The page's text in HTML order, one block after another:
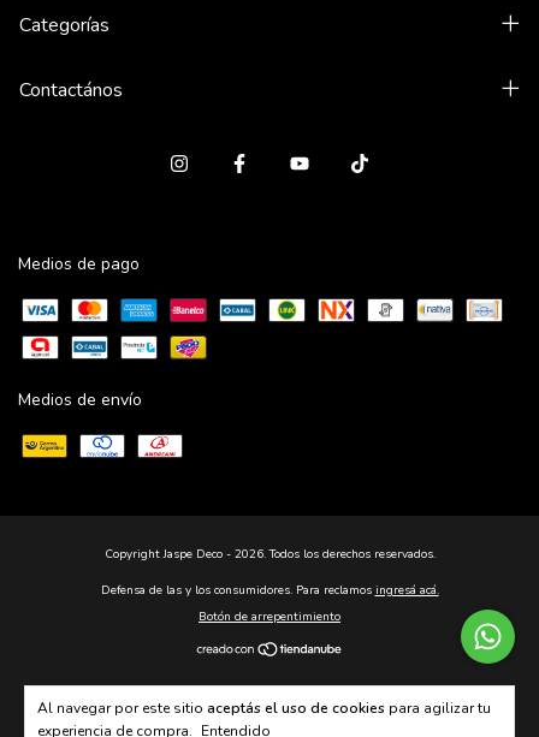
Al navegar por este sitio aceptás el uso de cookies para agilizar tu
experiencia de compra. Entendido
Categorías
Contactános
Medios de pago
Medios de envío
Copyright Jaspe Deco - 2026. Todos los derechos reservados.
Defensa de las y los consumidores. Para reclamos ingresá acá.
Botón de arrepentimiento